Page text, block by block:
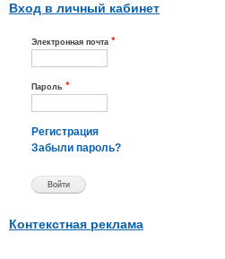
Вход в личный кабинет
Электронная почта *
Пароль *
Регистрация
Забыли пароль?
Контекстная реклама